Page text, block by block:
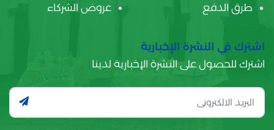
طرق الدفع
عروض الشركاء
اشترك في النشرة الإخبارية
اشترك للحصول على النشرة الإخبارية لدينا